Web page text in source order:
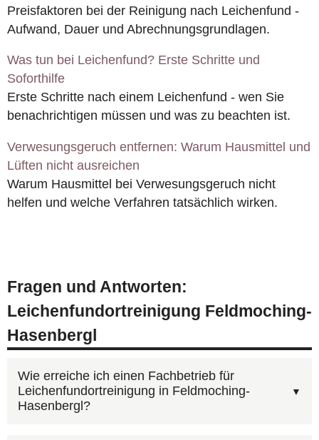
Preisfaktoren bei der Reinigung nach Leichenfund -
Aufwand, Dauer und Abrechnungsgrundlagen.
Was tun bei Leichenfund? Erste Schritte und
Soforthilfe
Erste Schritte nach einem Leichenfund - wen Sie
benachrichtigen müssen und was zu beachten ist.
Verwesungsgeruch entfernen: Warum Hausmittel und
Lüften nicht ausreichen
Warum Hausmittel bei Verwesungsgeruch nicht
helfen und welche Verfahren tatsächlich wirken.
Fragen und Antworten:
Leichenfundortreinigung Feldmoching-
Hasenbergl
Wie erreiche ich einen Fachbetrieb für
Leichenfundortreinigung in Feldmoching-
Hasenbergl?